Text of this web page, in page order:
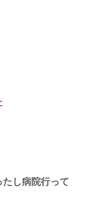
し病院行って